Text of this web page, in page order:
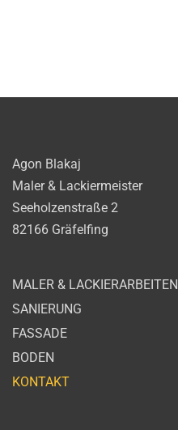
Agon Blakaj
Maler & Lackiermeister
Seeholzenstraße 2
82166 Gräfelfing
MALER & LACKIERARBEITEN
SANIERUNG
FASSADE
BODEN
KONTAKT